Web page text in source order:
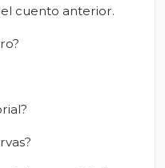
cuento anterior.